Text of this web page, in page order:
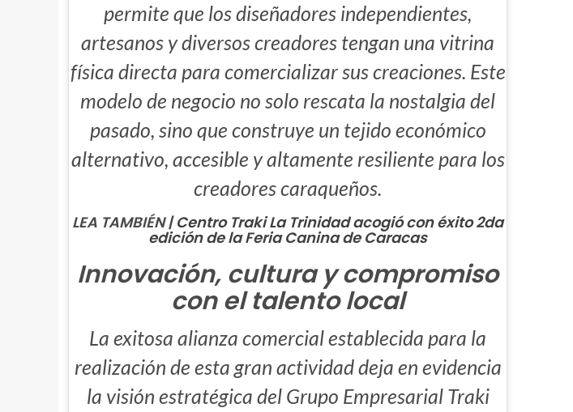
permite que los diseñadores independientes,
artesanos y diversos creadores tengan una vitrina
física directa para comercializar sus creaciones. Este
modelo de negocio no solo rescata la nostalgia del
pasado, sino que construye un tejido económico
alternativo, accesible y altamente resiliente para los
creadores caraqueños.
LEA TAMBIÉN |Centro Traki La Trinidad acogió con éxito 2da
edición de la Feria Canina de Caracas
Innovación, cultura y compromiso
con el talento local
La exitosa alianza comercial establecida para la
realización de esta gran actividad deja en evidencia
la visión estratégica del Grupo Empresarial Traki